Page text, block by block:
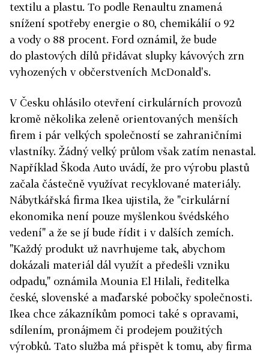
textilu a plastu. To podle Renaultu znamená
snížení spotřeby energie o 80, chemikálií o 92
a vody o 88 procent. Ford oznámil, že bude
do plastových dílů přidávat slupky kávových zrn
vyhozených v občerstveních McDonald's.
V Česku ohlásilo otevření cirkulárních provozů
kromě několika zeleně orientovaných menších
firem i pár velkých společností se zahraničními
vlastníky. Žádný velký průlom však zatím nenastal.
Například Škoda Auto uvádí, že pro výrobu plastů
začala částečně využívat recyklované materiály.
Nábytkářská firma Ikea ujistila, že "cirkulární
ekonomika není pouze myšlenkou švédského
vedení" a že se jí bude řídit i v dalších zemích.
"Každý produkt už navrhujeme tak, abychom
dokázali materiál dál využít a předešli vzniku
odpadu," oznámila Mounia El Hilali, ředitelka
české, slovenské a maďarské pobočky společnosti.
Ikea chce zákazníkům pomoci také s opravami,
sdílením, pronájmem či prodejem použitých
výrobků. Tato služba má přispět k tomu, aby firma